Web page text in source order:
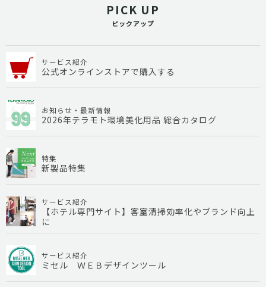
PICK UP
ピックアップ
サービス紹介
公式オンラインストアで購入する
お知らせ・最新情報
2026年テラモト環境美化用品 総合カタログ
特集
新製品特集
サービス紹介
【ホテル専門サイト】客室清掃効率化やブランド向上
に
サービス紹介
ミセル ＷＥＢデザインツール